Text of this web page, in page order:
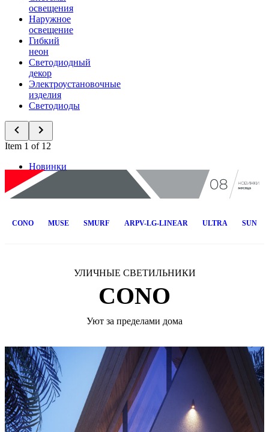
освещения
Наружное
освещение
Гибкий
неон
Светодиодный
декор
Электроустановочные
изделия
Светодиоды
Item 1 of 12
Новинки
CONO MUSE SMURF ARPV-LG-LINEAR ULTRA SUN
УЛИЧНЫЕ СВЕТИЛЬНИКИ
CONO
Уют за пределами дома